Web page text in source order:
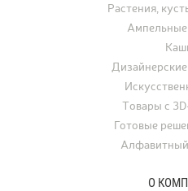
Растения,
Ампельные
Товары с
Готовые
Алфавитный
О